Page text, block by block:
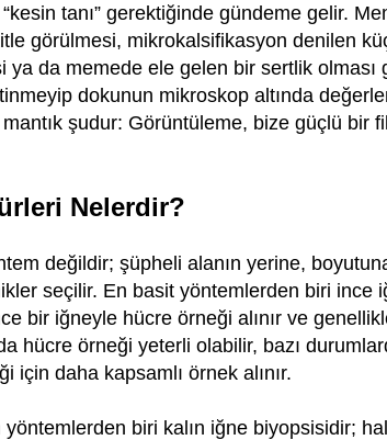
tanı” gerektiğinde gündeme gelir.
görülmesi, mikrokalsifikasyon denilen
ya da memede ele gelen bir sertlik olması
dokunun mikroskop altında
şudur: Görüntüleme, bize güçlü bir
Nelerdir?
değildir; şüpheli alanın yerine,
seçilir. En basit yöntemlerden biri ince
bir iğneyle hücre örneği alınır ve
hücre örneği yeterli olabilir, bazı
için daha kapsamlı örnek alınır.
yöntemlerden biri kalın iğne biyopsisidir;